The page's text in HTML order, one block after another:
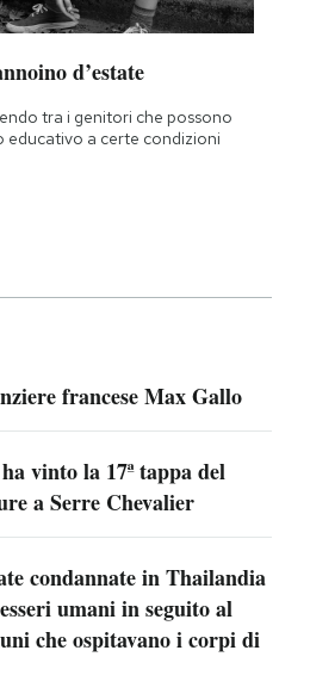
d’estate
tra i genitori che possono
educativo a certe condizioni
francese Max Gallo
vinto la 17ª tappa del
a Serre Chevalier
condannate in Thailandia
umani in seguito al
che ospitavano i corpi di